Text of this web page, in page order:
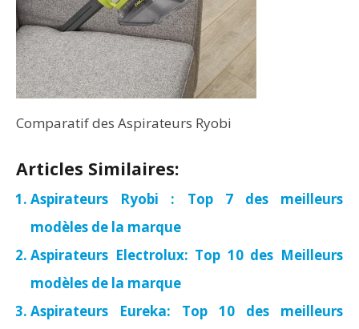
Comparatif des Aspirateurs Ryobi
Articles Similaires:
Aspirateurs Ryobi : Top 7 des meilleurs
modèles de la marque
Aspirateurs Electrolux: Top 10 des Meilleurs
modèles de la marque
Aspirateurs Eureka: Top 10 des meilleurs